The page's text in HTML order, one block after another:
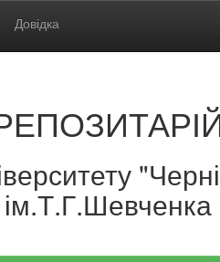
Довідка
ім.Т.Г.Шевченка